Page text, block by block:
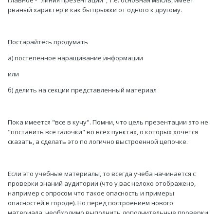
рваный характер и как бы прыжки от одного к другому.
Постарайтесь продумать
а) постепенное наращивание информации
или
б) делить на секции представленный материал
Пока имеется "все в кучу". Помни, что цель презентации это не
"поставить все галочки" во всех пунктах, о которых хочется
сказать, а сделать это по логично выстроенной цепочке.
Если это учебные материалы, то всегда учеба начинается с
проверки знаний аудитории (что у вас нелохо отображено,
например с опросом что такое опасность и примеры
опасностей в городе). Но перед построением нового